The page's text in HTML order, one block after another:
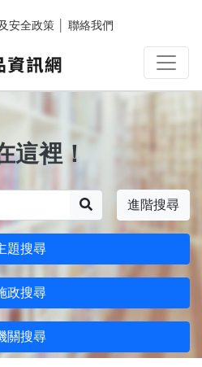
安全政策 聯絡我們
這裡！
進階搜尋
題搜尋
政搜尋
關搜尋